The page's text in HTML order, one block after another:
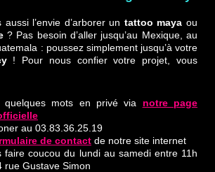
l’envie d’arborer un tattoo maya ou
? Pas besoin d’aller jusqu’au Mexique, au
: poussez simplement jusqu’à votre
! Pour nous confier votre projet, vous
quelques mots en privé via notre page
au 03.83.36.25.19
de contact de notre site internet
faire coucou du lundi au samedi entre 11h
rue Gustave Simon